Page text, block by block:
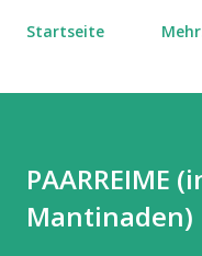
Startseite
PAARREIME
Mantinaden)